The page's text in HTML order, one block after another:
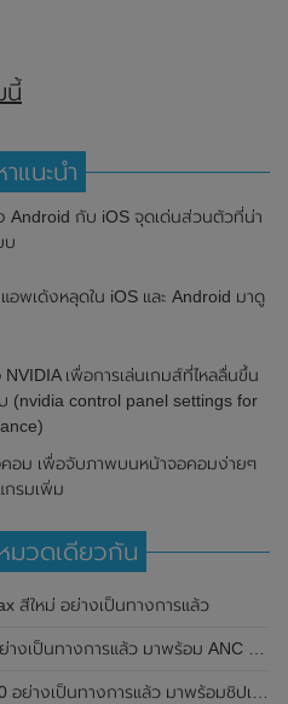
นี้
าแนะนำ
Android กับ iOS จุดเด่นส่วนตัวที่น่า
บ
อพเด้งหลุดใน iOS และ Android มาดู
เพื่อการเล่นเกมส์ที่ไหลลื่นขึ้น
(nvidia control panel settings for
คอม เพื่อจับภาพบนหน้าจอคอมง่ายๆ
กรมเพิ่ม
มวดเดียวกัน
สีใหม่ อย่างเป็นทางการแล้ว
ารแล้ว มาพร้อม ANC และฟีเจอร์ใหม่มากมาย
เป็นทางการแล้ว มาพร้อมชิปเซ็ตรุ่น S10